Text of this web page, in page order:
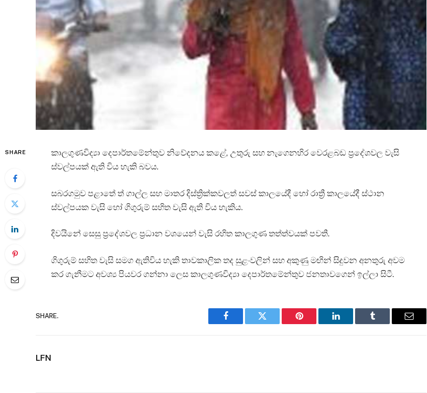
SHARE
කාලගුණවිද්‍යා දෙපාර්තමේන්තුව නිවේදනය කළේ, උතුරු සහ නැගෙනහිර වෙරළබඩ ප්‍රදේශවල වැසි
ස්වල්පයක් ඇති විය හැකි බවය.
සබරගමුව පළාතේ ත් ගාල්ල සහ මාතර දිස්ත්‍රික්කවලත් සවස් කාලයේදී හෝ රාත්‍රී කාලයේදී ස්ථාන
ස්වල්පයක වැසි හෝ ගිගුරුම් සහිත වැසි ඇති විය හැකිය.
දිවයිනේ සෙසු ප්‍රදේශවල ප්‍රධාන වශයෙන් වැසි රහිත කාලගුණ තත්ත්වයක් පවතී.
ගිගුරුම් සහිත වැසි සමග ඇතිවිය හැකි තාවකාලික තද සුළංවලින් සහ අකුණු මඟින් සිදුවන අනතුරු අවම
කර ගැනීමට අවශ්‍ය පියවර ගන්නා ලෙස කාලගුණවිද්‍යා දෙපාර්තමේන්තුව ජනතාවගෙන් ඉල්ලා සිටී.
SHARE.
Facebook Twitter Pinterest LinkedIn Tumblr Email
LFN